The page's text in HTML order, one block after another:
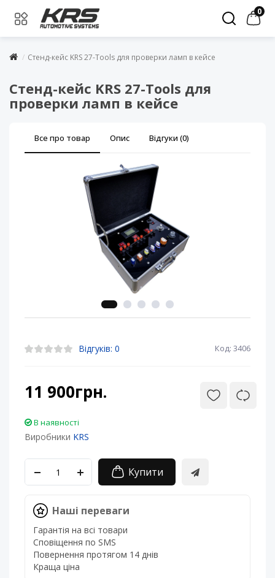
0
Стенд-кейс KRS 27-Tools для проверки ламп в кейсе
Стенд-кейс KRS 27-Tools для
проверки ламп в кейсе
Все про товар Опис Відгуки (0)
Відгуків: 0 Код: 3406
11 900грн.
В наявності
Виробники KRS
Купити
Наші переваги
Гарантія на всі товари
Сповіщення по SMS
Повернення протягом 14 днів
Краща ціна